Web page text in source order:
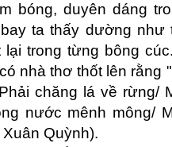
bóng, duyên dáng
ta thấy dường như
trong từng bông
nhà thơ thốt lên rằng
chăng lá về rừng/
nước mênh mông/
Quỳnh).